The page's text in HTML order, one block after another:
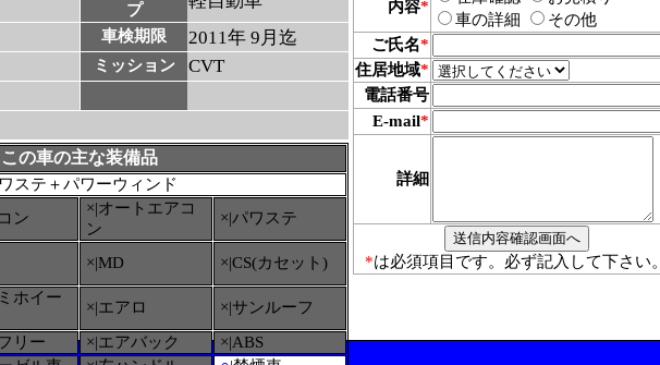
プ
車検期限 2011年 9月迄
ミッション CVT
この車の主な装備品
ステ＋パワーウィンド
ン
×|オートエアコ
ン
×|パワステ
×|MD
×|CS(カセット)
ホイー
×|エアロ
×|サンルーフ
リー
×|エアバック
×|ABS
内容*
車の詳細
その他
ご氏名*
住居地域*
電話番号
E-mail*
詳細
*は必須項目です。必ず記入して下さい。